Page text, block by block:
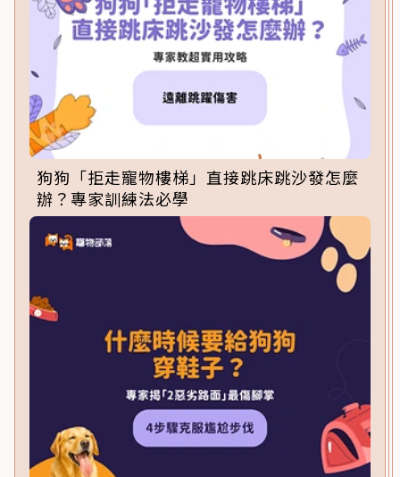
狗狗「拒走寵物樓梯」直接跳床跳沙發怎麼
辦？專家訓練法必學